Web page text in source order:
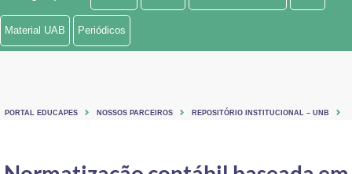
Ministério de Minas e Energia
Material UAB Periódicos
PORTAL EDUCAPES NOSSOS PARCEIROS REPOSITÓRIO INSTITUCIONAL – UNB